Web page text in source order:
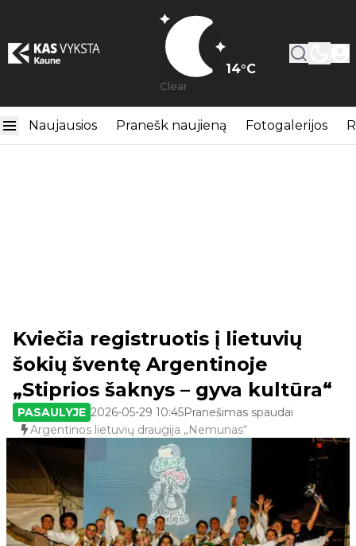
14°C
Clear
Naujausios Pranešk naujieną Fotogalerijos
Kviečia registruotis į lietuvių
šokių šventę Argentinoje
„Stiprios šaknys – gyva kultūra“
PASAULYJE 2026-05-29 10:45Pranešimas spaudai
Argentinos lietuvių draugija „Nemunas“